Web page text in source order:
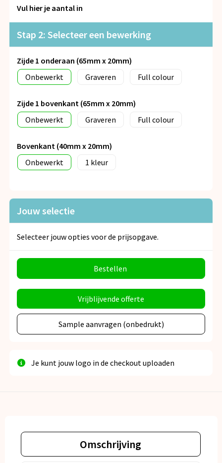
Snoepgoed
Spellen voor binnen en buiten
Vrije tijd en Strand
Anti-stress
Vul hier je aantal in
Stap 2: Selecteer een bewerking
Zijde 1 onderaan (65mm x 20mm)
Onbewerkt
Graveren Full colour
Zijde 1 bovenkant (65mm x 20mm)
Onbewerkt
Graveren Full colour
Bovenkant (40mm x 20mm)
Onbewerkt
1
Jouw selectie
Selecteer jouw opties voor de prijsopgave.
Bestellen
Vrijblijvende offerte
Sample aanvragen (onbedrukt)
Je kunt jouw logo in de checkout uploaden
Omschrijving